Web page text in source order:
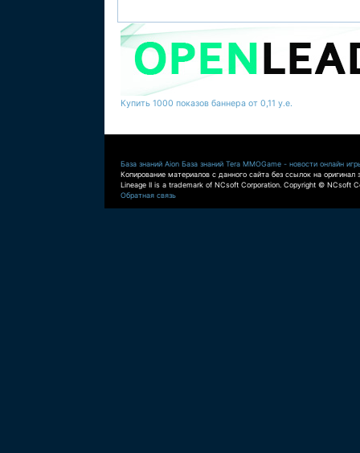
Купить 1000 показов баннера от 0,11 у.е.
База знаний Aion База знаний Tera MMOGame - новости онлайн
Копирование материалов с данного сайта без ссылок на оригинал
Lineage II is a trademark of NCsoft Corporation. Copyright © NCsoft
Обратная связь